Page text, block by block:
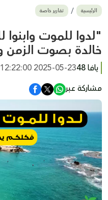
بيع وشراء
أخبار القدس
وفيات
المزيد
الرئيسية تقارير خاصة
"لدوا للموت
خالدة بصوت الزمن
يافا 48
2025-05-23 12:22:00
مشاركة عبر